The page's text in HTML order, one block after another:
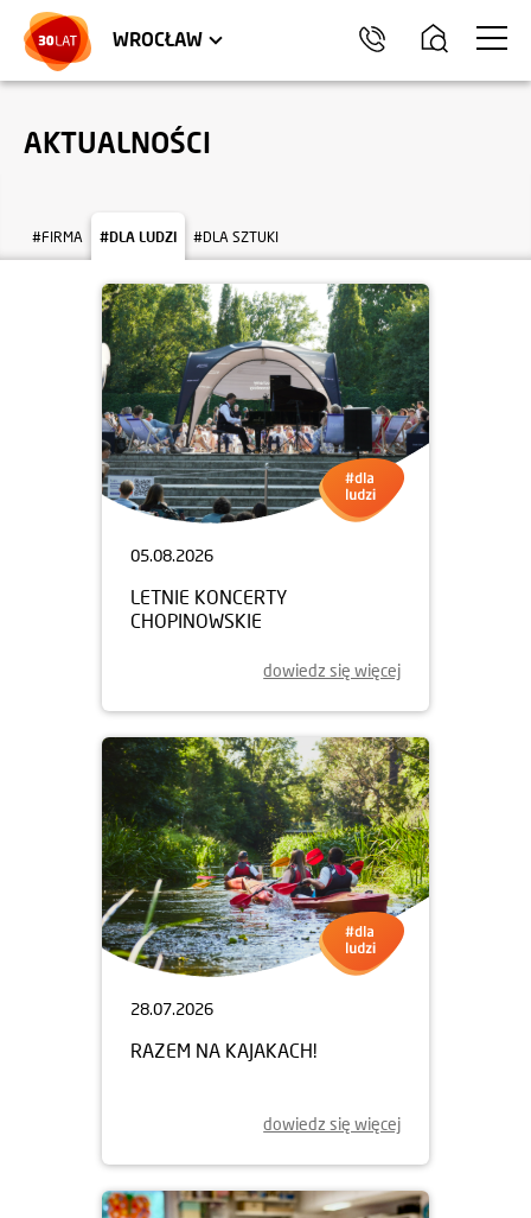
WROCŁAW
TRÓJMIASTO
AKTUALNOŚCI
#FIRMA #DLA LUDZI #DLA SZTUKI
05.08.2026
LETNIE KONCERTY
CHOPINOWSKIE
dowiedz się więcej
28.07.2026
RAZEM NA KAJAKACH!
dowiedz się więcej